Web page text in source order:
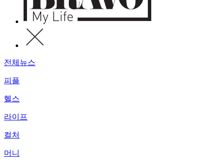
전체뉴스
피플
헬스
라이프
컬처
머니